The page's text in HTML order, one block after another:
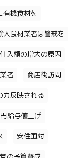
有機食材を
入食材業者は警戒を
入額の増大の原因
者 商店街訪問
力反映される
給与値上げ
安住国対